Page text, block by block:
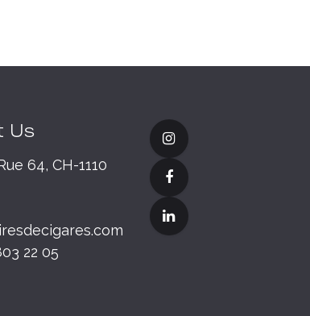
Us
64, CH-1110
22 05